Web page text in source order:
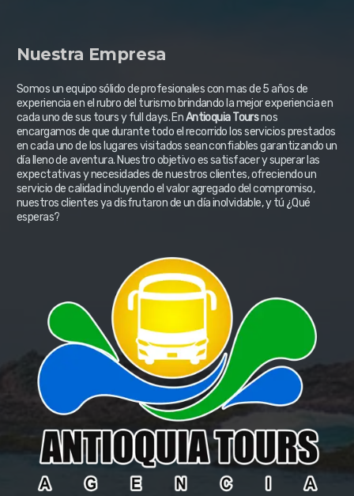
Nuestra Empresa
Somos un equipo sólido de profesionales con mas de 5 años de
experiencia en el rubro del turismo brindando la mejor experiencia en
cada uno de sus tours y full days. EnAntioquia Toursnos
encargamos de que durante todo el recorrido los servicios prestados
en cada uno de los lugares visitados sean confiables garantizando un
día lleno de aventura. Nuestro objetivo es satisfacer y superar las
expectativas y necesidades de nuestros clientes, ofreciendo un
servicio de calidad incluyendo el valor agregado del compromiso,
nuestros clientes ya disfrutaron de un día inolvidable, y tú ¿Qué
esperas?